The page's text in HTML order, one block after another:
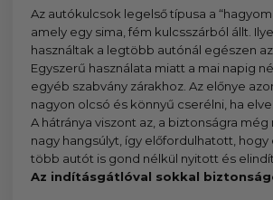
Az autókulcsok legelső típusa a
amely egy sima, fém kulcsszárból állt.
használtak a legtöbb autónál egészen az
Egyszerű használata miatt a mai napig
egyéb szabvány zárakhoz. Az előnye
nagyon olcsó és könnyű cserélni, ha
A hátránya viszont az, a biztonságra
nagy hangsúlyt, így előfordulhatott, hogy
több autót is gond nélkül nyitott és
Az indításgátlóval sokkal